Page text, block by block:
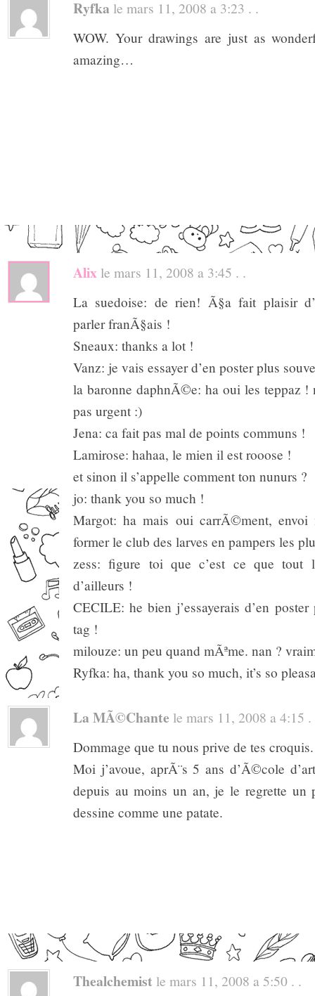
Ryfka le mars 11, 2008 a 3:23 . .
WOW. Your drawings are just as
amazing…
Alix le mars 11, 2008 a 3:45 . .
La suedoise: de rien! Ã§a fait plaisir
parler franÃ§ais !
Sneaux: thanks a lot !
Vanz: je vais essayer d’en poster plus
la baronne daphnÃ©e: ha oui les teppaz !
pas urgent :)
Jena: ca fait pas mal de points communs !
Lamirose: hahaa, le mien il est rooose !
et sinon il s’appelle comment ton nunurs ?
jo: thank you so much !
Margot: ha mais oui carrÃ©ment,
former le club des larves en pampers les
zess: figure toi que c’est ce que tout
d’ailleurs !
CECILE: he bien j’essayerais d’en
tag !
milouze: un peu quand mÃªme. nan ?
Ryfka: ha, thank you so much, it’s so
La MÃ©chante le mars 11, 2008 a 4:15 .
Dommage que tu nous prive de tes croquis.
Moi j’avoue, aprÃ¨s 5 ans d’Ã©cole
depuis au moins un an, je le regrette un
dessine comme une patate.
Thealchemist le mars 11, 2008 a 5:50 . .